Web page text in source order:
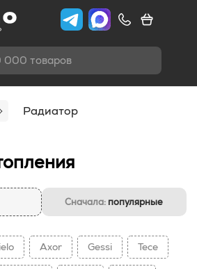
000 товаров
Радиатор
Сначала: популярные
Axor Gessi Tece